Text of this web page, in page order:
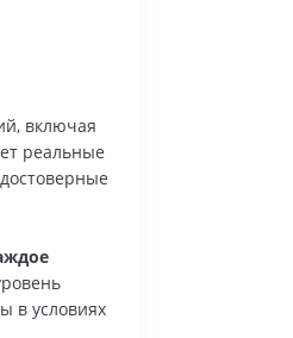
включая
реальные
в условиях